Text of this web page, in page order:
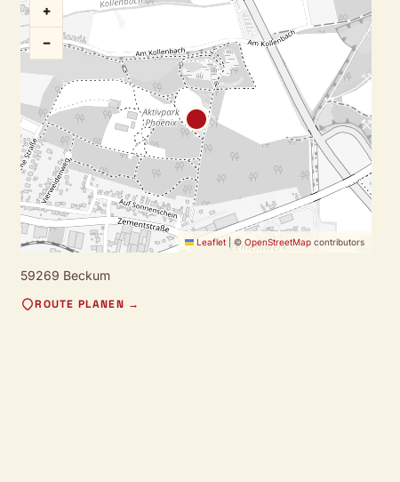
+
−
Leaflet © OpenStreetMapcontributors
59269 Beckum
ROUTE PLANEN →